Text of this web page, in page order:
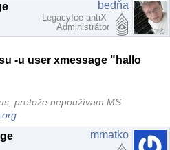
bedňa
LegacyIce-antiX
Administrátor
-u user xmessage "hallo
pretože nepoužívam MS
mmatko